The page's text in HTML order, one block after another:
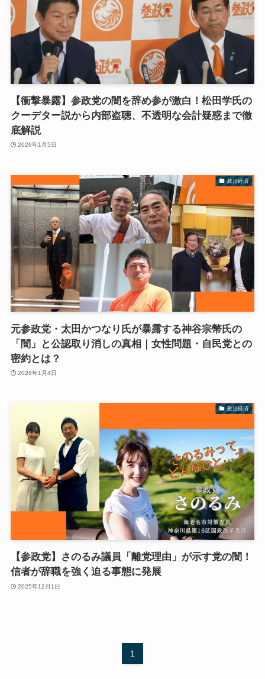
【衝撃暴露】参政党の闇を辞め参が激白！松田学氏の
クーデター説から内部盗聴、不透明な会計疑惑まで徹
底解説
2026年1月5日
政治経済
元参政党・太田かつなり氏が暴露する神谷宗幣氏の
「闇」と公認取り消しの真相｜女性問題・自民党との
密約とは？
2026年1月4日
政治経済
【参政党】さのるみ議員「離党理由」が示す党の闇！
信者が辞職を強く迫る事態に発展
2025年12月1日
1